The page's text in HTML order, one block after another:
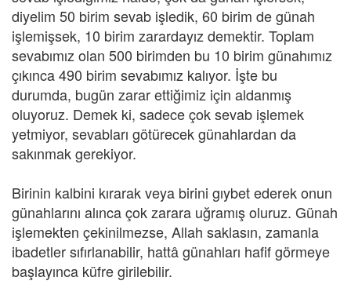
diyelim 50 birim sevab işledik, 60 birim de günah
işlemişsek, 10 birim zarardayız demektir. Toplam
sevabımız olan 500 birimden bu 10 birim günahımız
çıkınca 490 birim sevabımız kalıyor. İşte bu
durumda, bugün zarar ettiğimiz için aldanmış
oluyoruz. Demek ki, sadece çok sevab işlemek
yetmiyor, sevabları götürecek günahlardan da
sakınmak gerekiyor.
Birinin kalbini kırarak veya birini gıybet ederek onun
günahlarını alınca çok zarara uğramış oluruz. Günah
işlemekten çekinilmezse, Allah saklasın, zamanla
ibadetler sıfırlanabilir, hattâ günahları hafif görmeye
başlayınca küfre girilebilir.